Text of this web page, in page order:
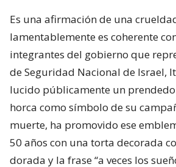
Es una afirmación de una
lamentablemente es coherente
integrantes del gobierno que
de Seguridad Nacional de Israel,
lucido públicamente un
horca como símbolo de su
muerte, ha promovido ese
50 años con una torta decorada
dorada y la frase “a veces los